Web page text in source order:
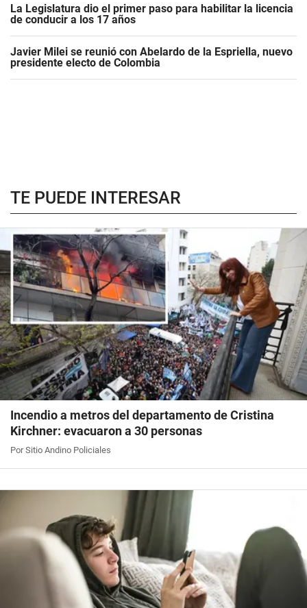
La Legislatura dio el primer paso para habilitar la licencia
de conducir a los 17 años
Javier Milei se reunió con Abelardo de la Espriella, nuevo
presidente electo de Colombia
TE PUEDE INTERESAR
Incendio a metros del departamento de Cristina
Kirchner: evacuaron a 30 personas
Por Sitio Andino Policiales